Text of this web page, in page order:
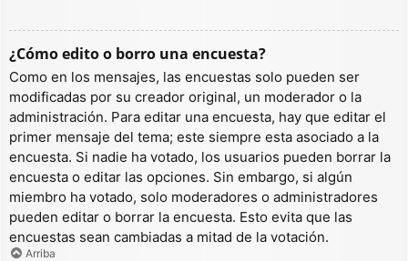
¿Cómo edito o borro una encuesta?
Como en los mensajes, las encuestas solo pueden ser
modificadas por su creador original, un moderador o la
administración. Para editar una encuesta, hay que editar el
primer mensaje del tema; este siempre esta asociado a la
encuesta. Si nadie ha votado, los usuarios pueden borrar la
encuesta o editar las opciones. Sin embargo, si algún
miembro ha votado, solo moderadores o administradores
pueden editar o borrar la encuesta. Esto evita que las
encuestas sean cambiadas a mitad de la votación.
Arriba